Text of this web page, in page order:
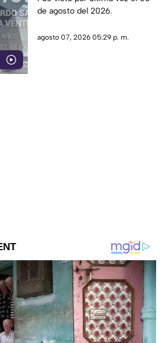
Cuernavaca
de agosto del 2026.
agosto 07, 2026 05:29 p. m.